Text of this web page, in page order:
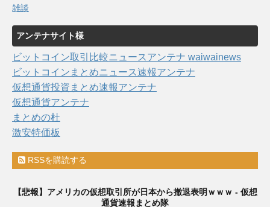
雑談
アンテナサイト様
ビットコイン取引比較ニュースアンテナ waiwainews
ビットコインまとめニュース速報アンテナ
仮想通貨投資まとめ速報アンテナ
仮想通貨アンテナ
まとめの杜
激安特価板
RSSを購読する
【悲報】アメリカの仮想取引所が日本から撤退表明ｗｗｗ - 仮想
通貨速報まとめ隊